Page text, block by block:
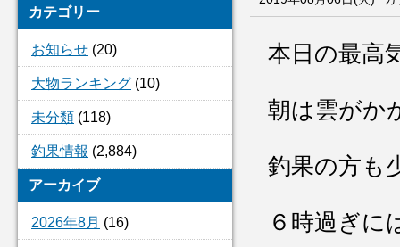
カテゴリー
お知らせ (20)
大物ランキング (10)
未分類 (118)
釣果情報 (2,884)
アーカイブ
2026年8月 (16)
本日の最高
朝は雲がか
釣果の方も
６時過ぎに